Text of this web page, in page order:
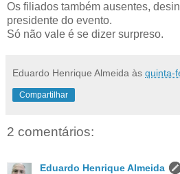
Os filiados também ausentes,
presidente do evento.
Só não vale é se dizer surpreso.
Eduardo Henrique Almeida às quinta-
Compartilhar
2 comentários:
Eduardo Henrique Almeida